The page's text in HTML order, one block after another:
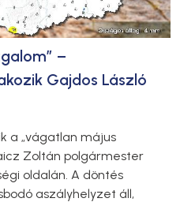
–
Gajdos László
a „vágatlan május
Zoltán polgármester
oldalán. A döntés
aszályhelyzet áll,